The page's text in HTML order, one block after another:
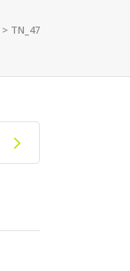
> TN_47